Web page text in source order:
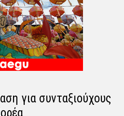
για συνταξιούχους